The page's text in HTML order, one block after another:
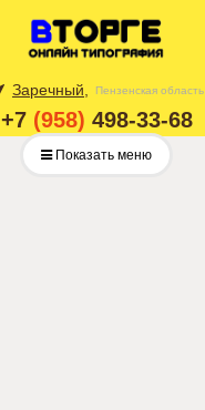
Заречный, Пензенская область
+7 (958) 498-33-68
Показать меню